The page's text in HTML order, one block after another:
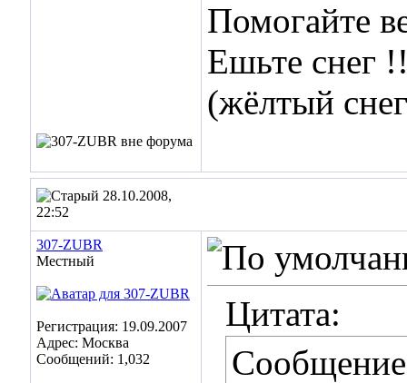
Помогайте
Ешьте снег
(жёлтый
28.10.2008,
22:52
307-ZUBR
Местный
Регистрация: 19.09.2007
Адрес: Москва
Сообщений: 1,032
Цитата: